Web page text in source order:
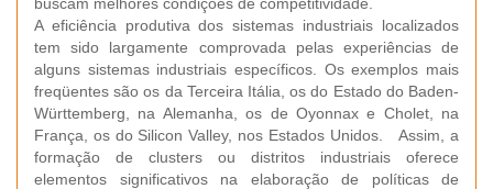
A eficiência produtiva dos sistemas industriais localizados
tem sido largamente comprovada pelas experiências de
alguns sistemas industriais específicos. Os exemplos mais
freqüentes são os da Terceira Itália, os do Estado do Baden-
Württemberg, na Alemanha, os de Oyonnax e Cholet, na
França, os do Silicon Valley, nos Estados Unidos. Assim, a
formação de clusters ou distritos industriais oferece
elementos significativos na elaboração de políticas de